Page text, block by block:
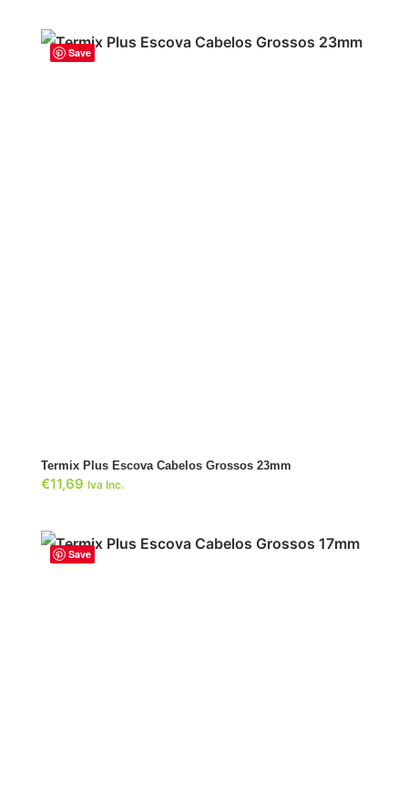
Save
Termix Plus Escova Cabelos Grossos 23mm
€11,69 Iva Inc.
Save